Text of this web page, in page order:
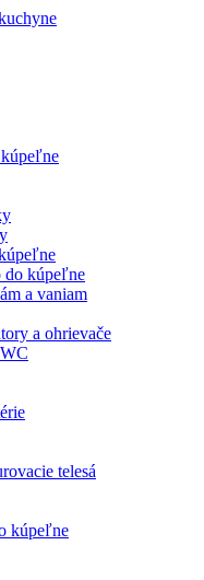
do kúpeľne
a vaniam
a ohrievače
telesá
kúpeľne